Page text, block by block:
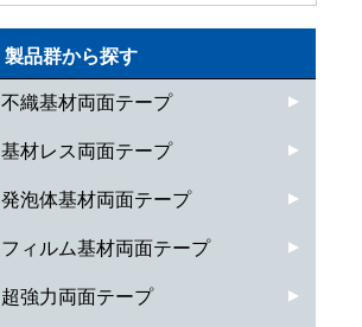
製品群から探す
不織基材両面テープ
基材レス両面テープ
発泡体基材両面テープ
フィルム基材両面テープ
超強力両面テープ